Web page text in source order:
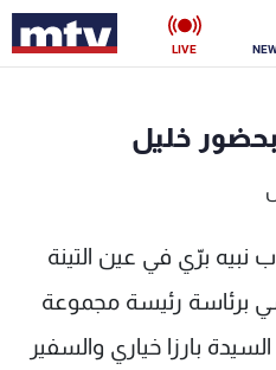
LIVE
بحضور خليل
برّي في عين التينة
برئاسة رئيسة مجموعة
بارزا خياري والسفير
فن